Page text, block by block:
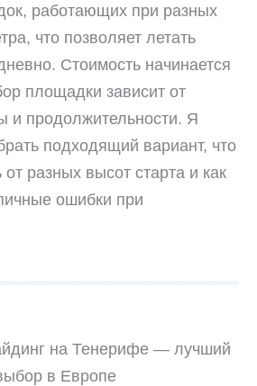
работающих при разных
что позволяет летать
Стоимость начинается
площадки зависит от
и продолжительности. Я
подходящий вариант, что
разных высот старта и как
ошибки при
на Тенерифе — лучший
в Европе